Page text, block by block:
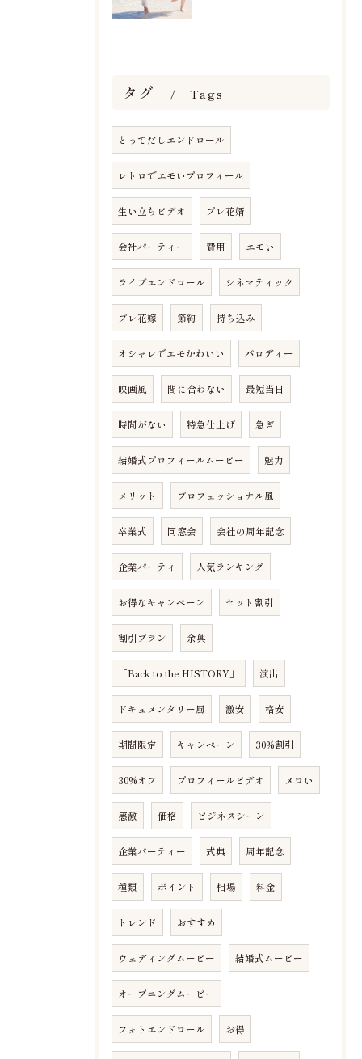
タグ Tags
とってだしエンドロール
レトロでエモいプロフィール
生い立ちビデオ プレ花婿
会社パーティー 費用 エモい
ライブエンドロール シネマティック
プレ花嫁 節約 持ち込み
オシャレでエモかわいい パロディー
映画風 間に合わない 最短当日
時間がない 特急仕上げ 急ぎ
結婚式プロフィールムービー 魅力
メリット プロフェッショナル風
卒業式 同窓会 会社の周年記念
企業パーティ 人気ランキング
お得なキャンペーン セット割引
割引プラン 余興
「Back to the HISTORY」 演出
ドキュメンタリー風 激安 格安
期間限定 キャンペーン 30%割引
30%オフ プロフィールビデオ メロい
感激 価格 ビジネスシーン
企業パーティー 式典 周年記念
種類 ポイント 相場 料金
トレンド おすすめ
ウェディングムービー 結婚式ムービー
オープニングムービー
フォトエンドロール お得